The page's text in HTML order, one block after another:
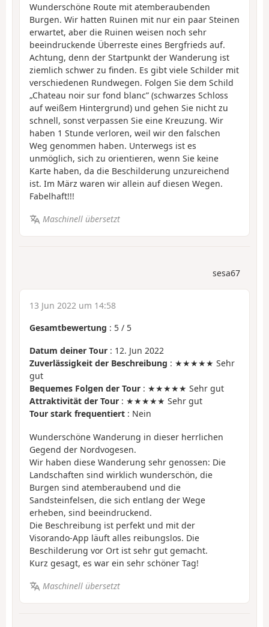
Wunderschöne Route mit atemberaubenden
Burgen. Wir hatten Ruinen mit nur ein paar Steinen
erwartet, aber die Ruinen weisen noch sehr
beeindruckende Überreste eines Bergfrieds auf.
Achtung, denn der Startpunkt der Wanderung ist
ziemlich schwer zu finden. Es gibt viele Schilder mit
verschiedenen Rundwegen. Folgen Sie dem Schild
„Chateau noir sur fond blanc” (schwarzes Schloss
auf weißem Hintergrund) und gehen Sie nicht zu
schnell, sonst verpassen Sie eine Kreuzung. Wir
haben 1 Stunde verloren, weil wir den falschen
Weg genommen haben. Unterwegs ist es
unmöglich, sich zu orientieren, wenn Sie keine
Karte haben, da die Beschilderung unzureichend
ist. Im März waren wir allein auf diesen Wegen.
Fabelhaft!!!
Maschinell übersetzt
sesa67
13 Jun 2022 um 14:58
Gesamtbewertung : 5 / 5
Datum deiner Tour : 12. Jun 2022
Zuverlässigkeit der Beschreibung : ★★★★★ Sehr
gut
Bequemes Folgen der Tour : ★★★★★ Sehr gut
Attraktivität der Tour : ★★★★★ Sehr gut
Tour stark frequentiert : Nein
Wunderschöne Wanderung in dieser herrlichen
Gegend der Nordvogesen.
Wir haben diese Wanderung sehr genossen: Die
Landschaften sind wirklich wunderschön, die
Burgen sind atemberaubend und die
Sandsteinfelsen, die sich entlang der Wege
erheben, sind beeindruckend.
Die Beschreibung ist perfekt und mit der
Visorando-App läuft alles reibungslos. Die
Beschilderung vor Ort ist sehr gut gemacht.
Kurz gesagt, es war ein sehr schöner Tag!
Maschinell übersetzt